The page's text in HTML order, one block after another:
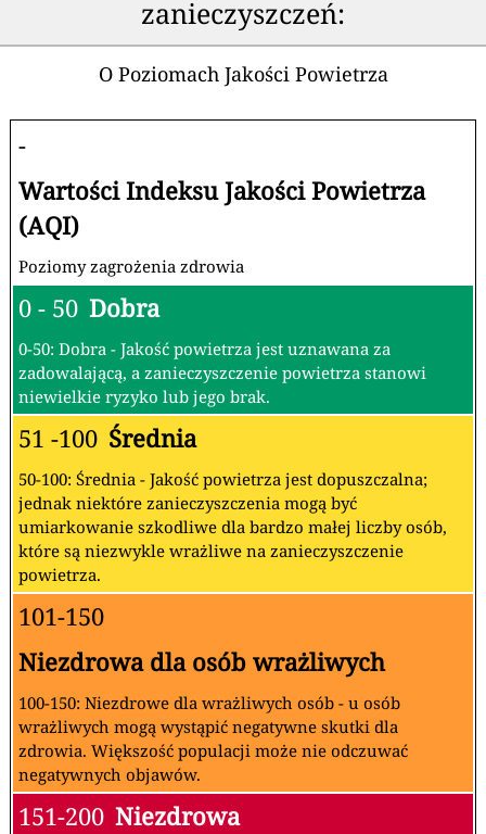
zanieczyszczeń:
O Poziomach Jakości Powietrza
-
Wartości Indeksu Jakości Powietrza
(AQI)
Poziomy zagrożenia zdrowia
0 - 50 Dobra
0-50: Dobra - Jakość powietrza jest uznawana za
zadowalającą, a zanieczyszczenie powietrza stanowi
niewielkie ryzyko lub jego brak.
51 -100 Średnia
50-100: Średnia - Jakość powietrza jest dopuszczalna;
jednak niektóre zanieczyszczenia mogą być
umiarkowanie szkodliwe dla bardzo małej liczby osób,
które są niezwykle wrażliwe na zanieczyszczenie
powietrza.
101-150
Niezdrowa dla osób wrażliwych
100-150: Niezdrowe dla wrażliwych osób - u osób
wrażliwych mogą wystąpić negatywne skutki dla
zdrowia. Większość populacji może nie odczuwać
negatywnych objawów.
151-200 Niezdrowa